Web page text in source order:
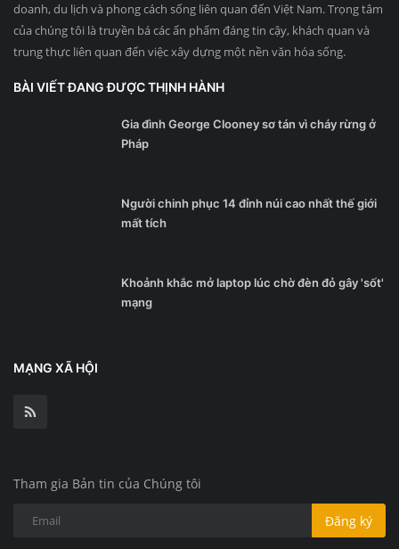
doanh, du lịch và phong cách sống liên quan đến Việt Nam. Trọng tâm
của chúng tôi là truyền bá các ấn phẩm đáng tin cậy, khách quan và
trung thực liên quan đến việc xây dựng một nền văn hóa sống.
BÀI VIẾT ĐANG ĐƯỢC THỊNH HÀNH
Gia đình George Clooney sơ tán vì cháy rừng ở
Pháp
Người chinh phục 14 đỉnh núi cao nhất thế giới
mất tích
Khoảnh khắc mở laptop lúc chờ đèn đỏ gây 'sốt'
mạng
MẠNG XÃ HỘI
Tham gia Bản tin của Chúng tôi
Đăng ký